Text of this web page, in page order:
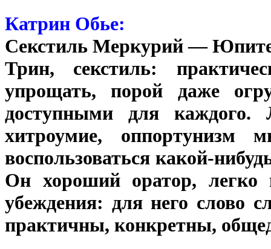
Катрин Обье:
Секстиль Меркурий —
Трин, секстиль:
упрощать, порой даже
доступными для каждого.
хитроумие, оппортунизм
воспользоваться какой-
Он хороший оратор,
убеждения: для него слово
практичны, конкретны,